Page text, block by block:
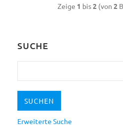
Zeige 1 bis2 (von 2
SUCHE
Erweiterte Suche